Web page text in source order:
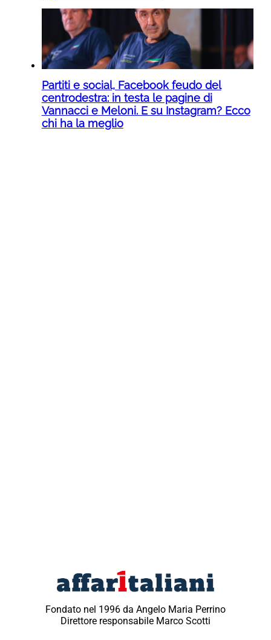
Partiti e social, Facebook feudo del
centrodestra: in testa le pagine di
Vannacci e Meloni. E su Instagram? Ecco
chi ha la meglio
Fondato nel 1996 da Angelo Maria Perrino
Direttore responsabile Marco Scotti